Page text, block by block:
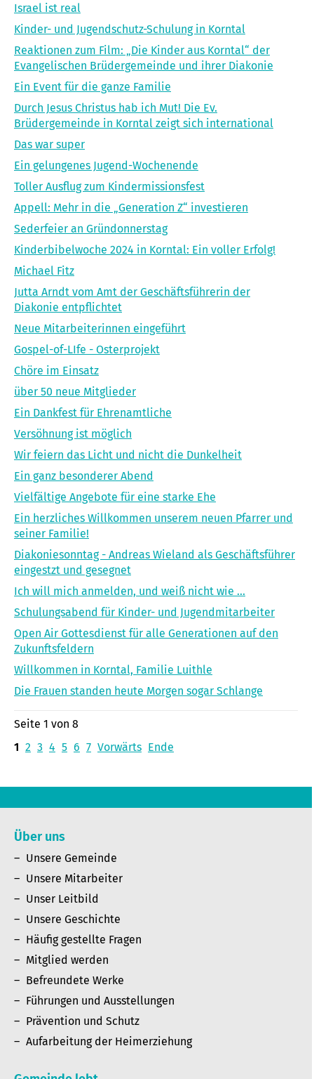
Israel ist real
Kinder- und Jugendschutz-Schulung in Korntal
Reaktionen zum Film: „Die Kinder aus Korntal“ der
Evangelischen Brüdergemeinde und ihrer Diakonie
Ein Event für die ganze Familie
Durch Jesus Christus hab ich Mut! Die Ev.
Brüdergemeinde in Korntal zeigt sich international
Das war super
Ein gelungenes Jugend-Wochenende
Toller Ausflug zum Kindermissionsfest
Appell: Mehr in die „Generation Z“ investieren
Sederfeier an Gründonnerstag
Kinderbibelwoche 2024 in Korntal: Ein voller Erfolg!
Michael Fitz
Jutta Arndt vom Amt der Geschäftsführerin der
Diakonie entpflichtet
Neue Mitarbeiterinnen eingeführt
Gospel-of-LIfe - Osterprojekt
Chöre im Einsatz
über 50 neue Mitglieder
Ein Dankfest für Ehrenamtliche
Versöhnung ist möglich
Wir feiern das Licht und nicht die Dunkelheit
Ein ganz besonderer Abend
Vielfältige Angebote für eine starke Ehe
Ein herzliches Willkommen unserem neuen Pfarrer und
seiner Familie!
Diakoniesonntag - Andreas Wieland als Geschäftsführer
eingestzt und gesegnet
Ich will mich anmelden, und weiß nicht wie ...
Schulungsabend für Kinder- und Jugendmitarbeiter
Open Air Gottesdienst für alle Generationen auf den
Zukunftsfeldern
Willkommen in Korntal, Familie Luithle
Die Frauen standen heute Morgen sogar Schlange
Seite 1 von 8
1 2 3 4 5 6 7 Vorwärts Ende
Über uns
Unsere Gemeinde
Unsere Mitarbeiter
Unser Leitbild
Unsere Geschichte
Häufig gestellte Fragen
Mitglied werden
Befreundete Werke
Führungen und Ausstellungen
Prävention und Schutz
Aufarbeitung der Heimerziehung